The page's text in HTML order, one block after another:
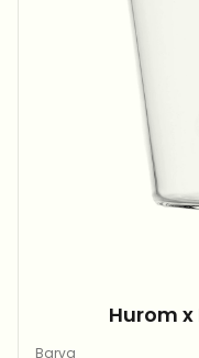
Hurom
Barva